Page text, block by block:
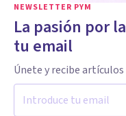
NEWSLETTER PYM
La pasión por
tu email
Únete y recibe